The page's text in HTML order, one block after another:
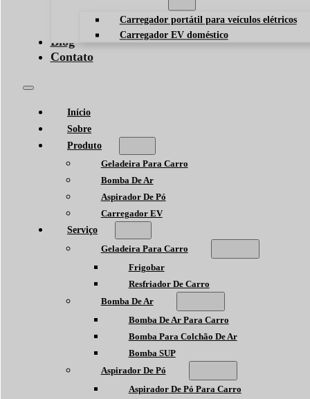
Carregador portátil para veículos elétricos
Carregador EV doméstico
Blog
Contato
Início
Sobre
Produto
Geladeira Para Carro
Bomba De Ar
Aspirador De Pó
Carregador EV
Serviço
Geladeira Para Carro
Frigobar
Resfriador De Carro
Bomba De Ar
Bomba De Ar Para Carro
Bomba Para Colchão De Ar
Bomba SUP
Aspirador De Pó
Aspirador De Pó Para Carro